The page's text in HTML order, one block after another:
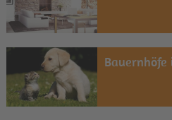
Bauernhöfe